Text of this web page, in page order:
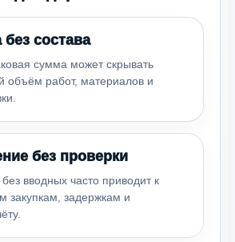
без состава
сумма может скрывать
объём работ, материалов и
без проверки
вводных часто приводит к
закупкам, задержкам и